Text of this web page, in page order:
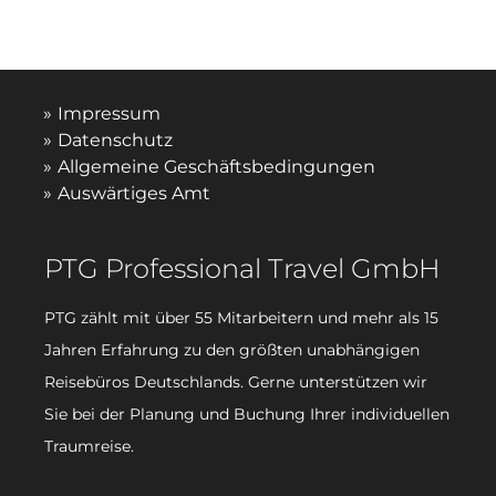
Impressum
Datenschutz
Allgemeine Geschäftsbedingungen
Auswärtiges Amt
PTG Professional Travel GmbH
PTG zählt mit über 55 Mitarbeitern und mehr als 15
Jahren Erfahrung zu den größten unabhängigen
Reisebüros Deutschlands. Gerne unterstützen wir
Sie bei der Planung und Buchung Ihrer individuellen
Traumreise.